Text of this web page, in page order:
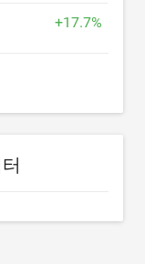
+17.7%